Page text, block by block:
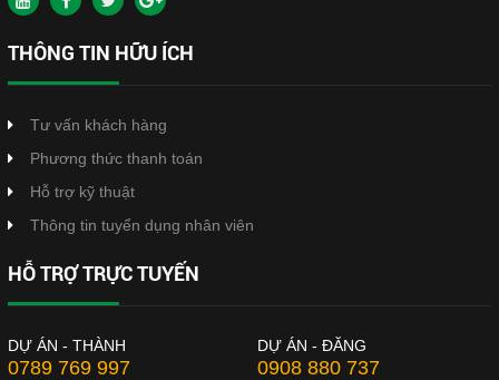
THÔNG TIN HỮU ÍCH
Tư vấn khách hàng
Phương thức thanh toán
Hỗ trợ kỹ thuật
Thông tin tuyển dụng nhân viên
HỖ TRỢ TRỰC TUYẾN
DỰ ÁN - THÀNH
0789 769 997
DỰ ÁN - ĐĂNG
0908 880 737